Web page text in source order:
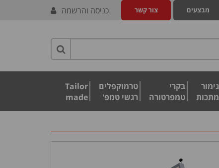
צור קשר מבצעים כניסה והרשמה
גימור
מתכות
בקרי
טמפרטורה
טרמוקפלים
רגשי טמפ'
Tailor
made